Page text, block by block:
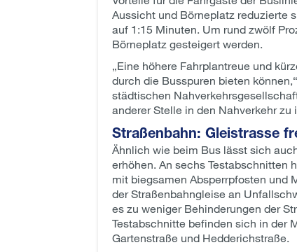
Aussicht und Börneplatz reduzierte
auf 1:15 Minuten. Um rund zwölf
Börneplatz gesteigert werden.
„Eine höhere Fahrplantreue und
durch die Busspuren bieten
städtischen
anderer Stelle in den Nahverkehr zu
Straßenbahn: Gleistrasse
Ähnlich wie beim Bus lässt sich
erhöhen. An sechs Testabschnitten
mit biegsamen Absperrpfosten und
der Straßenbahngleise an
es zu weniger Behinderungen der
Testabschnitte befinden sich in der
Gartenstraße und Hedderichstraße.